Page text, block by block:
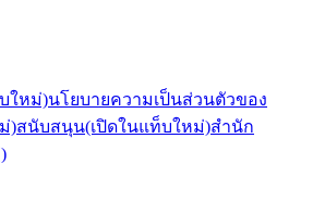
ใหม่)นโยบายความเป็นส่วนตัวของ
)สนับสนุน(เปิดในแท็บใหม่)สำนัก